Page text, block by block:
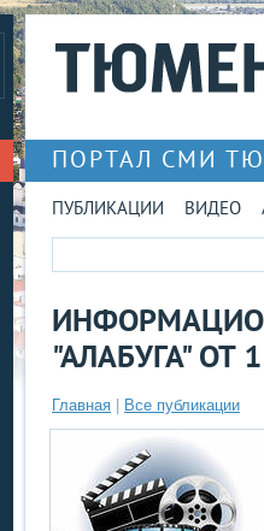
ПОРТАЛ СМИ
ПУБЛИКАЦИИ ВИДЕО
"АЛАБУГА" ОТ
Главная Все публикации